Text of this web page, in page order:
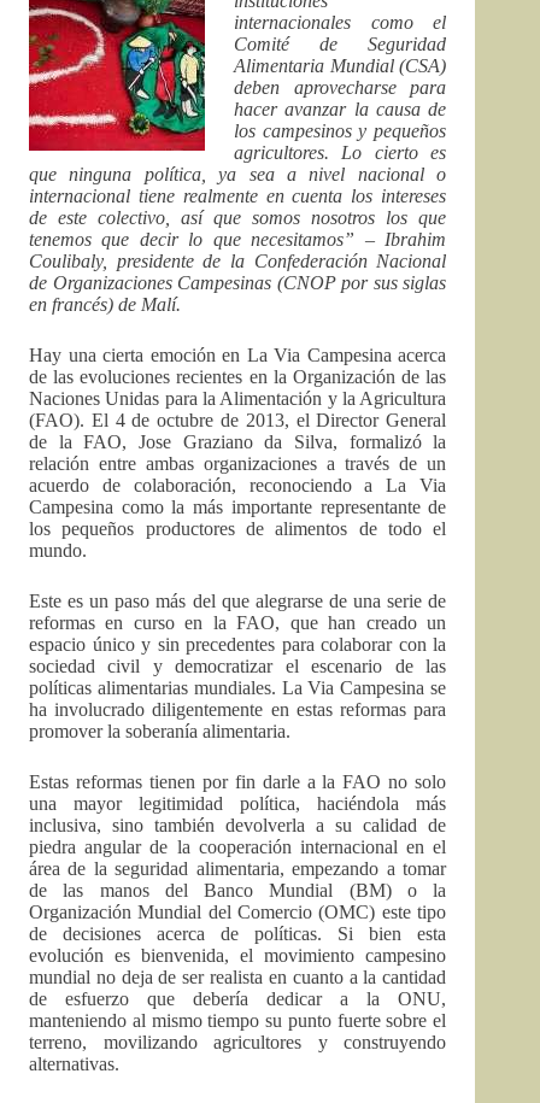
internacionales como el
Comité de Seguridad
Alimentaria Mundial (CSA)
deben aprovecharse para
hacer avanzar la causa de
los campesinos y pequeños
agricultores. Lo cierto es
que ninguna política, ya sea a nivel nacional o
internacional tiene realmente en cuenta los intereses
de este colectivo, así que somos nosotros los que
tenemos que decir lo que necesitamos” – Ibrahim
Coulibaly, presidente de la Confederación Nacional
de Organizaciones Campesinas (CNOP por sus siglas
en francés) de Malí.
Hay una cierta emoción en La Via Campesina acerca
de las evoluciones recientes en la Organización de las
Naciones Unidas para la Alimentación y la Agricultura
(FAO). El 4 de octubre de 2013, el Director General
de la FAO, Jose Graziano da Silva, formalizó la
relación entre ambas organizaciones a través de un
acuerdo de colaboración, reconociendo a La Via
Campesina como la más importante representante de
los pequeños productores de alimentos de todo el
mundo.
Este es un paso más del que alegrarse de una serie de
reformas en curso en la FAO, que han creado un
espacio único y sin precedentes para colaborar con la
sociedad civil y democratizar el escenario de las
políticas alimentarias mundiales. La Via Campesina se
ha involucrado diligentemente en estas reformas para
promover la soberanía alimentaria.
Estas reformas tienen por fin darle a la FAO no solo
una mayor legitimidad política, haciéndola más
inclusiva, sino también devolverla a su calidad de
piedra angular de la cooperación internacional en el
área de la seguridad alimentaria, empezando a tomar
de las manos del Banco Mundial (BM) o la
Organización Mundial del Comercio (OMC) este tipo
de decisiones acerca de políticas. Si bien esta
evolución es bienvenida, el movimiento campesino
mundial no deja de ser realista en cuanto a la cantidad
de esfuerzo que debería dedicar a la ONU,
manteniendo al mismo tiempo su punto fuerte sobre el
terreno, movilizando agricultores y construyendo
alternativas.